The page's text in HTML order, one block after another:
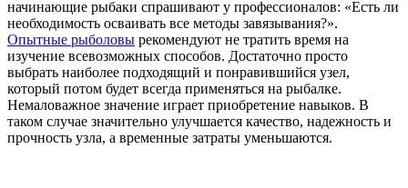
начинающие рыбаки спрашивают у профессионалов: «Есть ли
необходимость осваивать все методы завязывания?».
Опытные рыболовы рекомендуют не тратить время на
изучение всевозможных способов. Достаточно просто
выбрать наиболее подходящий и понравившийся узел,
который потом будет всегда применяться на рыбалке.
Немаловажное значение играет приобретение навыков. В
таком случае значительно улучшается качество, надежность и
прочность узла, а временные затраты уменьшаются.